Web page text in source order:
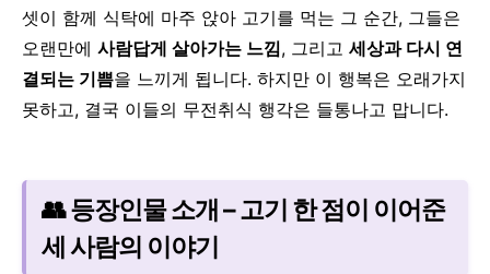
셋이 함께 식탁에 마주 앉아 고기를 먹는 그 순간, 그들은
오랜만에 사람답게 살아가는 느낌, 그리고 세상과 다시 연
결되는 기쁨을 느끼게 됩니다. 하지만 이 행복은 오래가지
못하고, 결국 이들의 무전취식 행각은 들통나고 맙니다.
👥 등장인물 소개 – 고기 한 점이 이어준
세 사람의 이야기